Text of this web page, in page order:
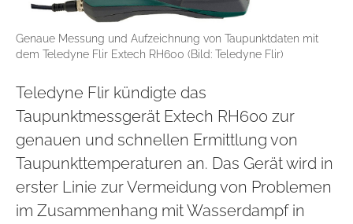
Genaue Messung und Aufzeichnung von Taupunktdaten mit
dem Teledyne Flir Extech RH600 (Bild: Teledyne Flir)
Teledyne Flir kündigte das
Taupunktmessgerät Extech RH600 zur
genauen und schnellen Ermittlung von
Taupunkttemperaturen an. Das Gerät wird in
erster Linie zur Vermeidung von Problemen
im Zusammenhang mit Wasserdampf in